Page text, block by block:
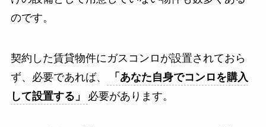
のです。
契約した賃貸物件にガスコンロが設置されておら
ず、必要であれば、
「あなた自身でコンロを購入
して設置する」
必要があります。